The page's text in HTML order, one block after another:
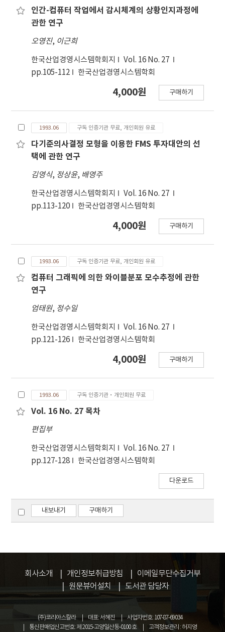
인간-컴퓨터 작업에서 감시체계의 상황인지과정에
관한 연구
오영진, 이근희
한국산업경영시스템학회지
Vol. 16 No. 27
pp.105-112
한국산업경영시스템학회
4,000원 구매하기
1993.06 구독 인증기관 무료, 개인회원 유료
다기준의사결정 모형을 이용한 FMS 투자대안의 선
택에 관한 연구
김영식, 정상윤, 배영주
한국산업경영시스템학회지
Vol. 16 No. 27
pp.113-120
한국산업경영시스템학회
4,000원 구매하기
1993.06 구독 인증기관 무료, 개인회원 유료
컴퓨터 그래픽에 의한 와이블분포 모수추정에 관한
연구
엄태원, 정수일
한국산업경영시스템학회지
Vol. 16 No. 27
pp.121-126
한국산업경영시스템학회
4,000원 구매하기
1993.06 구독 인증기관·개인회원 무료
Vol. 16 No. 27 목차
편집부
한국산업경영시스템학회지
Vol. 16 No. 27
pp.127-128
한국산업경영시스템학회
다운로드
내보내기 구매하기
회사소개 개인정보취급방침
이메일무단수집거부
원문뷰어설치
도서관 담당자
(주)코리아스칼라 대표: 서혜진
사업자번호: 107-87-69034
통신판매업신고번호: 제 2015-고양일산동-0100 호
고객정보관리 : 허지영